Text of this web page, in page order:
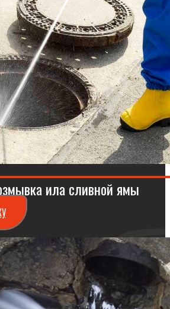
ила сливной ямы